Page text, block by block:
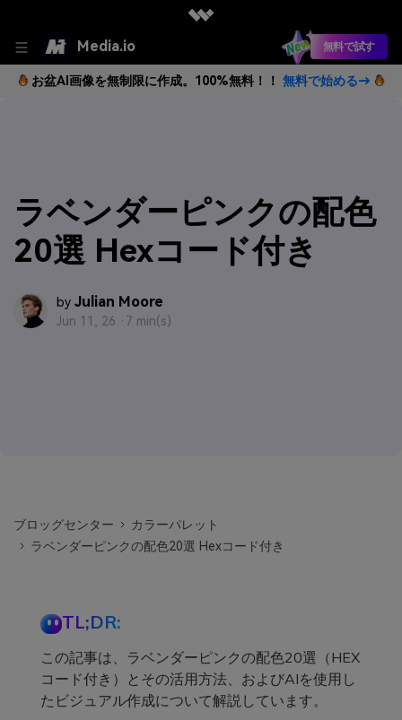
Media.io 無料で試す
お盆AI画像を無制限に作成。100%無料！！ 無料で始める→
ラベンダーピンクの配色
20選 Hexコード付き
by Julian Moore
Jun 11, 26 · 7 min(s)
ブロッグセンター
カラーパレット
ラベンダーピンクの配色20選 Hexコード付き
TL;DR:
この記事は、ラベンダーピンクの配色20選（HEX
コード付き）とその活用方法、およびAIを使用し
たビジュアル作成について解説しています。